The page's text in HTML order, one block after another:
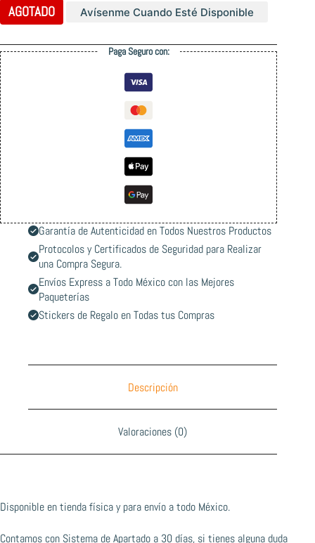
AGOTADO Avísenme Cuando Esté Disponible
Paga Seguro con:
Garantía de Autenticidad en Todos Nuestros Productos
Protocolos y Certificados de Seguridad para Realizar
una Compra Segura.
Envíos Express a Todo México con las Mejores
Paqueterías
Stickers de Regalo en Todas tus Compras
Descripción
Valoraciones (0)
Disponible en tienda física y para envío a todo México.
Contamos con Sistema de Apartado a 30 días, si tienes alguna duda